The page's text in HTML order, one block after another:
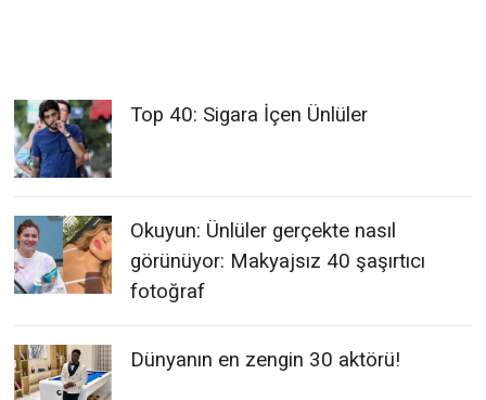
Top 40: Sigara İçen Ünlüler
Okuyun: Ünlüler gerçekte nasıl
görünüyor: Makyajsız 40 şaşırtıcı
fotoğraf
Dünyanın en zengin 30 aktörü!